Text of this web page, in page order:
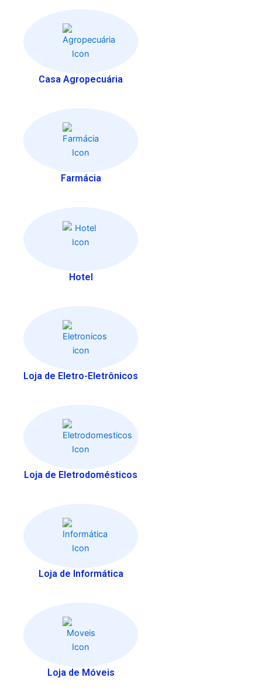
Casa Agropecuária
Farmácia
Hotel
Loja de Eletro-Eletrônicos
Loja de Eletrodomésticos
Loja de Informática
Loja de Móveis